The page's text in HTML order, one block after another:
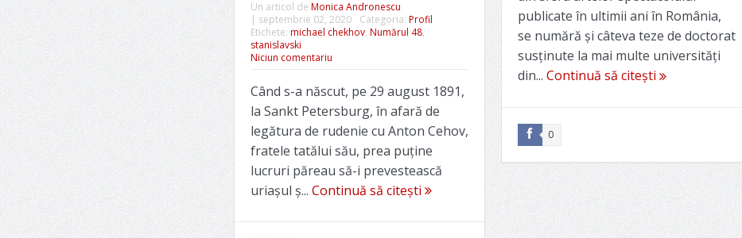
Un articol de Monica Andronescu
| septembrie 02, 2020 Categoria: Profil
Etichete: michael chekhov, Numărul 48,
stanislavski
Niciun comentariu
Când s-a născut, pe 29 august 1891,
la Sankt Petersburg, în afară de
legătura de rudenie cu Anton Cehov,
fratele tatălui său, prea puține
lucruri păreau să-i prevestească
uriașul ș... Continuă să citești
publicate în ultimii ani în România,
se numără și câteva teze de doctorat
susținute la mai multe universități
din... Continuă să citești
0